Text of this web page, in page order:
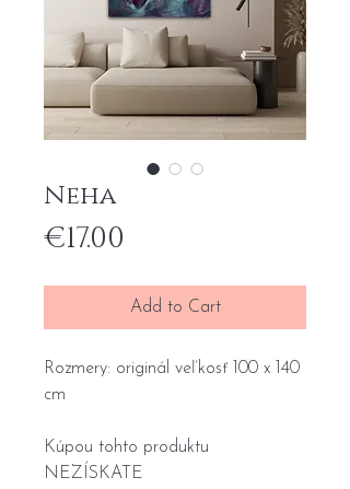
Neha
€17.00
Add to Cart
Rozmery: originál veľkosť 100 x 140
cm
Kúpou tohto produktu
NEZÍSKATE